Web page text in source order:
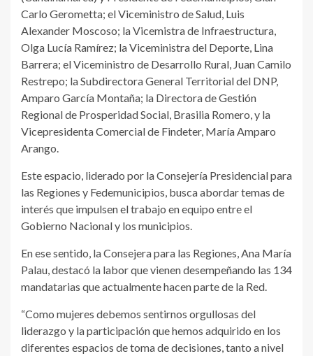
Carlo Gerometta; el Viceministro de Salud, Luis
Alexander Moscoso; la Vicemistra de Infraestructura,
Olga Lucía Ramírez; la Viceministra del Deporte, Lina
Barrera; el Viceministro de Desarrollo Rural, Juan Camilo
Restrepo; la Subdirectora General Territorial del DNP,
Amparo García Montaña; la Directora de Gestión
Regional de Prosperidad Social, Brasilia Romero, y la
Vicepresidenta Comercial de Findeter, María Amparo
Arango.
Este espacio, liderado por la Consejería Presidencial para
las Regiones y Fedemunicipios, busca abordar temas de
interés que impulsen el trabajo en equipo entre el
Gobierno Nacional y los municipios.
En ese sentido, la Consejera para las Regiones, Ana María
Palau, destacó la labor que vienen desempeñando las 134
mandatarias que actualmente hacen parte de la Red.
“Como mujeres debemos sentirnos orgullosas del
liderazgo y la participación que hemos adquirido en los
diferentes espacios de toma de decisiones, tanto a nivel